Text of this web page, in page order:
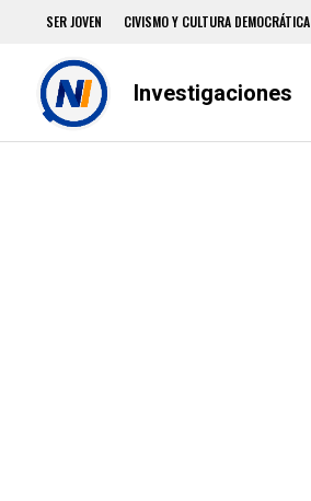
SER JOVEN CIVISMO Y CULTURA DEMOCRÁTICA
Investigaciones